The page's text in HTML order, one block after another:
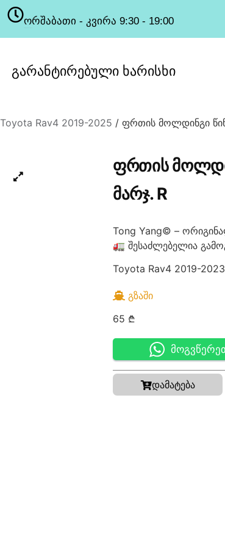
ორშაბათი - კვირა 9:30 - 19:00
გარანტირებული ხარისხი
Toyota Rav4 2019-2025 / ფრთის მოლდინგი
ᲤᲠᲗᲘᲡ
ᲛᲐᲠᲯ. R
Tong Yang© –
🚛 შესაძლებელია
Toyota Rav4 2019-2023
ᲒᲖᲐᲨᲘ
65 ₾
დამატება